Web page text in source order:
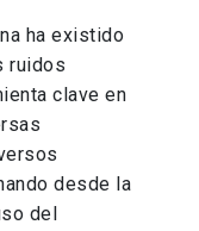
ha existido
ruidos
clave en
desde la
del